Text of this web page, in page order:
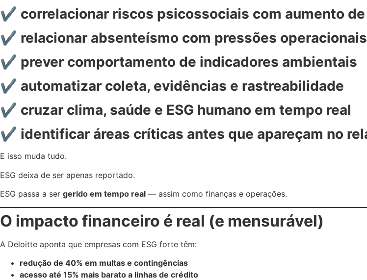
✔ correlacionar riscos psicossociais com aumento
✔ relacionar absenteísmo com pressões
✔ prever comportamento de indicadores ambientais
✔ automatizar coleta, evidências e rastreabilidade
✔ cruzar clima, saúde e ESG humano em tempo real
✔ identificar áreas críticas antes que apareçam no
E isso muda tudo.
ESG deixa de ser apenas reportado.
ESG passa a ser gerido em tempo real — assim como finanças e operações.
O impacto financeiro é real (e mensurável)
A Deloitte aponta que empresas com ESG forte têm:
redução de 40% em multas e contingências
acesso até 15% mais barato a linhas de crédito